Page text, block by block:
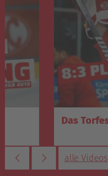
Das Torfestival
alle Videos